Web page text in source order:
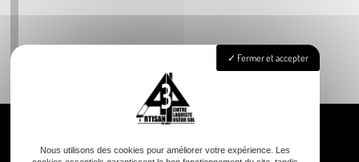
Fermer et accepter
Nous utilisons des cookies pour améliorer votre expérience. Les